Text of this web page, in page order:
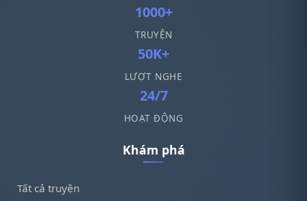
1000+
TRUYỆN
50K+
LƯỢT NGHE
24/7
HOẠT ĐỘNG
Khám phá
Tất cả truyện